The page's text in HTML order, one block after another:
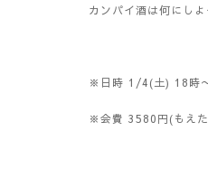
カンパイ酒は何にし
※日時 1/4(土) 18時
※会費 3580円(もえ